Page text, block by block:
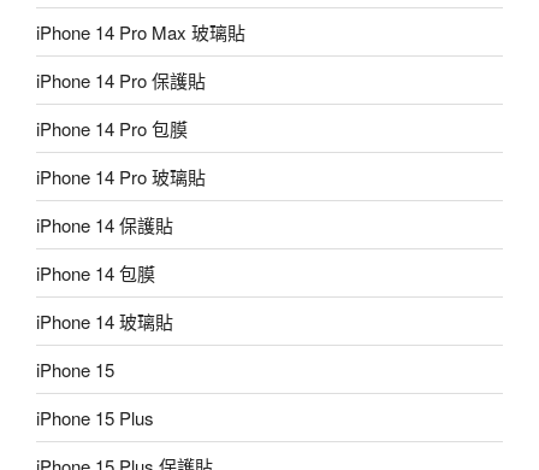
iPhone 14 Pro Max 玻璃貼
iPhone 14 Pro 保護貼
iPhone 14 Pro 包膜
iPhone 14 Pro 玻璃貼
iPhone 14 保護貼
iPhone 14 包膜
iPhone 14 玻璃貼
iPhone 15
iPhone 15 Plus